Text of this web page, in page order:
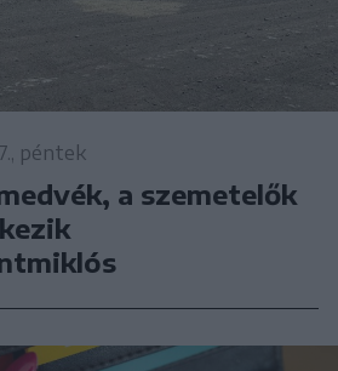
péntek
a szemetelők